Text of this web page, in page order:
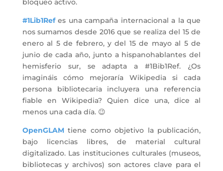
bloqueo activo.
#1Lib1Refes una campaña internacional a la que
nos sumamos desde 2016 que se realiza del 15 de
enero al 5 de febrero, y del 15 de mayo al 5 de
junio de cada año, junto a hispanohablantes del
hemisferio sur, se adapta a #1Bib1Ref. ¿Os
imagináis cómo mejoraría Wikipedia si cada
persona bibliotecaria incluyera una referencia
fiable en Wikipedia? Quien dice una, dice al
menos una cada día. 😉
OpenGLAMtiene como objetivo la publicación,
bajo licencias libres, de material cultural
digitalizado. Las instituciones culturales (museos,
bibliotecas y archivos) son actores clave para el